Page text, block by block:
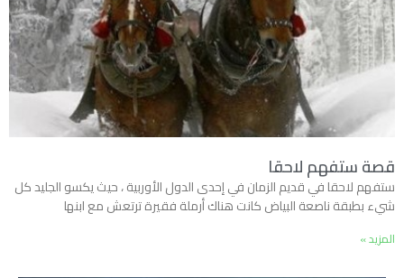
قصة ستفهم لاحقا
ستفهم لاحقا في قديم الزمان في إحدى الدول الأوربية ، حيث يكسو الجليد كل
شيء بطبقة ناصعة البياض كانت هناك أرملة فقيرة ترتعش مع ابنها
المزيد »